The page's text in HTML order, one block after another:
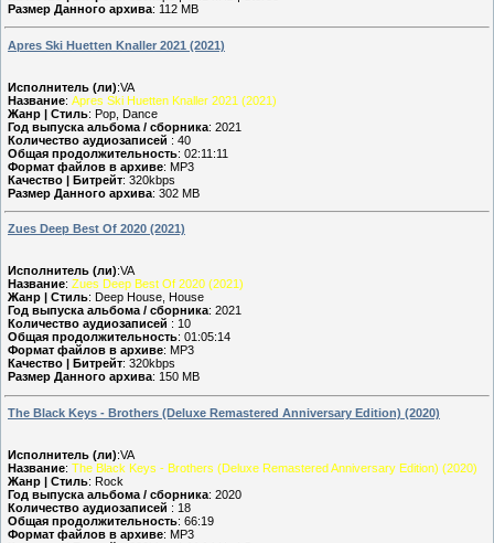
Размер Данного архива: 112 MB
Apres Ski Huetten Knaller 2021 (2021)
Исполнитель (ли):VA
Название: Apres Ski Huetten Knaller 2021 (2021)
Жанр | Стиль: Pop, Dance
Год выпуска альбома / сборника: 2021
Количество аудиозаписей : 40
Общая продолжительность: 02:11:11
Формат файлов в архиве: MP3
Качество | Битрейт: 320kbps
Размер Данного архива: 302 MB
Zues Deep Best Of 2020 (2021)
Исполнитель (ли):VA
Название: Zues Deep Best Of 2020 (2021)
Жанр | Стиль: Deep House, House
Год выпуска альбома / сборника: 2021
Количество аудиозаписей : 10
Общая продолжительность: 01:05:14
Формат файлов в архиве: MP3
Качество | Битрейт: 320kbps
Размер Данного архива: 150 MB
The Black Keys - Brothers (Deluxe Remastered Anniversary Edition) (2020)
Исполнитель (ли):VA
Название: The Black Keys - Brothers (Deluxe Remastered Anniversary Edition) (2020)
Жанр | Стиль: Rock
Год выпуска альбома / сборника: 2020
Количество аудиозаписей : 18
Общая продолжительность: 66:19
Формат файлов в архиве: MP3